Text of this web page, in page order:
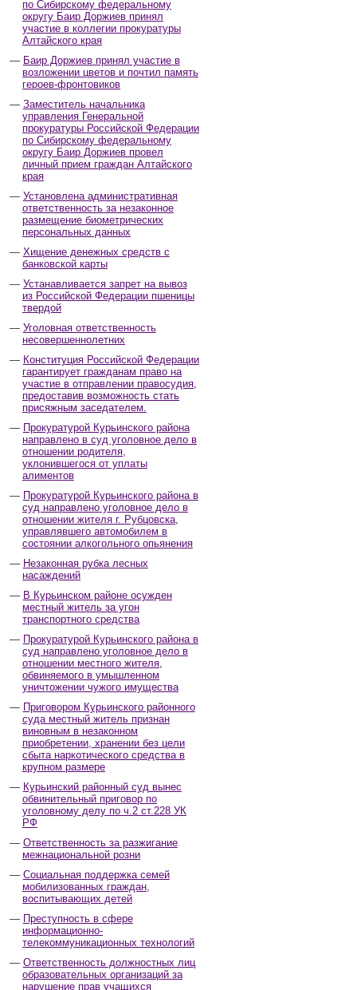
по Сибирскому федеральному
округу Баир Доржиев принял
участие в коллегии прокуратуры
Алтайского края
Баир Доржиев принял участие в
возложении цветов и почтил память
героев-фронтовиков
Заместитель начальника
управления Генеральной
прокуратуры Российской Федерации
по Сибирскому федеральному
округу Баир Доржиев провел
личный прием граждан Алтайского
края
Установлена административная
ответственность за незаконное
размещение биометрических
персональных данных
Хищение денежных средств с
банковской карты
Устанавливается запрет на вывоз
из Российской Федерации пшеницы
твердой
Уголовная ответственность
несовершеннолетних
Конституция Российской Федерации
гарантирует гражданам право на
участие в отправлении правосудия,
предоставив возможность стать
присяжным заседателем.
Прокуратурой Курьинского района
направлено в суд уголовное дело в
отношении родителя,
уклонившегося от уплаты
алиментов
Прокуратурой Курьинского района в
суд направлено уголовное дело в
отношении жителя г. Рубцовска,
управлявшего автомобилем в
состоянии алкогольного опьянения
Незаконная рубка лесных
насаждений
В Курьинском районе осужден
местный житель за угон
транспортного средства
Прокуратурой Курьинского района в
суд направлено уголовное дело в
отношении местного жителя,
обвиняемого в умышленном
уничтожении чужого имущества
Приговором Курьинского районного
суда местный житель признан
виновным в незаконном
приобретении, хранении без цели
сбыта наркотического средства в
крупном размере
Курьинский районный суд вынес
обвинительный приговор по
уголовному делу по ч.2 ст.228 УК
РФ
Ответственность за разжигание
межнациональной розни
Социальная поддержка семей
мобилизованных граждан,
воспитывающих детей
Преступность в сфере
информационно-
телекоммуникационных технологий
Ответственность должностных лиц
образовательных организаций за
нарушение прав учащихся